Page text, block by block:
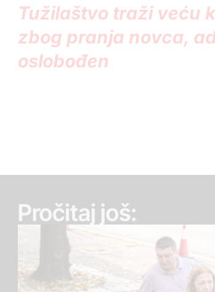
Tužilaštvo traži veću
zbog pranja novca,
oslobođen
Pročitaj još: